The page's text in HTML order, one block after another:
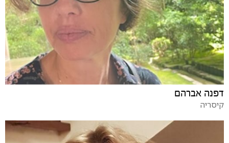
דפנה אברהם
קיסריה